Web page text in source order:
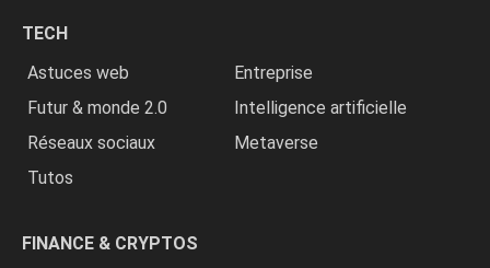
TECH
Astuces web
Entreprise
Futur & monde 2.0
Intelligence artificielle
Réseaux sociaux
Metaverse
Tutos
FINANCE & CRYPTOS